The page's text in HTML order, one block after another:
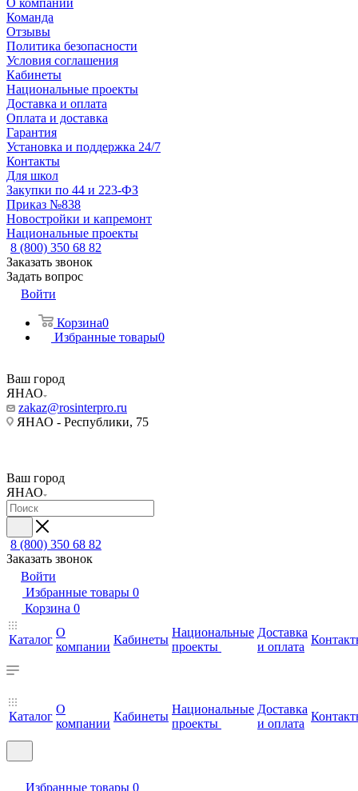
О компании
Команда
Отзывы
Политика безопасности
Условия соглашения
Кабинеты
Национальные проекты
Доставка и оплата
Оплата и доставка
Гарантия
Установка и поддержка 24/7
Контакты
Для школ
Закупки по 44 и 223-ФЗ
Приказ №838
Новостройки и капремонт
Национальные проекты
8 (800) 350 68 82
Заказать звонок
Задать вопрос
Войти
Корзина0
Избранные товары0
Ваш город
ЯНАО
zakaz@rosinterpro.ru
ЯНАО - Республики, 75
Ваш город
ЯНАО
8 (800) 350 68 82
Заказать звонок
Войти
Избранные товары 0
Корзина 0
Каталог
О
компании
Кабинеты
Национальные
проекты
Доставка
и оплата
Каталог
О
компании
Кабинеты
Национальные
проекты
Доставка
и оплата
Избранные товары 0